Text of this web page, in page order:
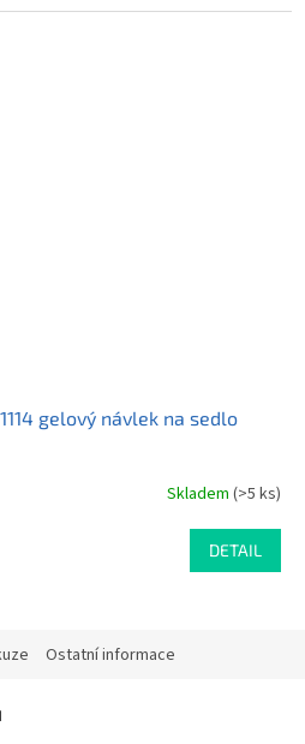
gelový návlek na sedlo
Skladem(>5 ks)
DETAIL
Ostatní informace